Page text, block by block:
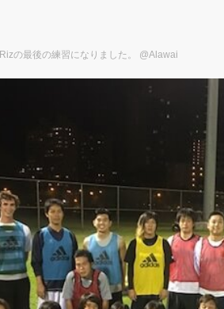
Rizの最後の練習になりました。 @Alawai